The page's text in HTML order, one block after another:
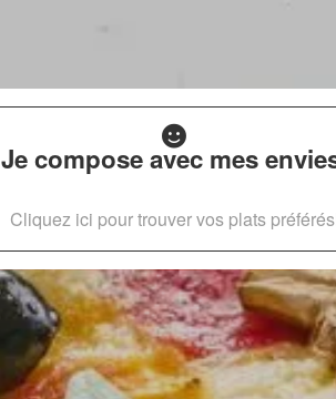
Je compose avec mes
Cliquez ici pour trouver vos plats